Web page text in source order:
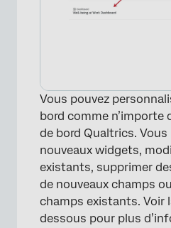
Vous pouvez
bord comme n’importe
de bord Qualtrics.
nouveaux widgets,
existants, supprimer
de nouveaux champs
champs existants. Voir
dessous pour plus